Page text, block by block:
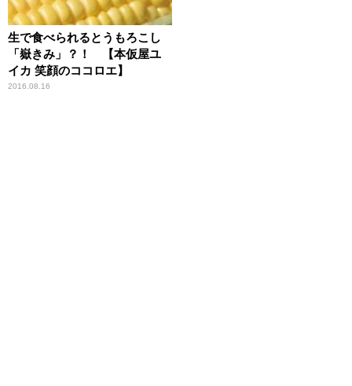
生で食べられるとうもろこし
「嶽きみ」？！ 【本仮屋ユ
イカ 笑顔のココロエ】
2016.08.16